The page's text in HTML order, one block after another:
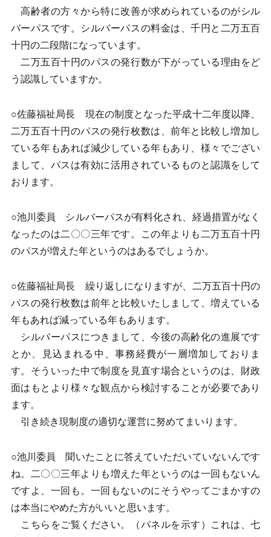
高齢者の方々から特に改善が求められているのがシル
バーパスです。シルバーパスの料金は、千円と二万五百
十円の二段階になっています。
二万五百十円のパスの発行数が下がっている理由をど
う認識していますか。
○佐藤福祉局長 現在の制度となった平成十二年度以降、
二万五百十円のパスの発行枚数は、前年と比較し増加し
ている年もあれば減少している年もあり、様々でござい
まして、パスは有効に活用されているものと認識をして
おります。
○池川委員 シルバーパスが有料化され、経過措置がなく
なったのは二〇〇三年です。この年よりも二万五百十円
のパスが増えた年というのはあるでしょうか。
○佐藤福祉局長 繰り返しになりますが、二万五百十円の
パスの発行枚数は前年と比較いたしまして、増えている
年もあれば減っている年もあります。
シルバーパスにつきまして、今後の高齢化の進展です
とか、見込まれる中、事務経費が一層増加しておりま
す。そういった中で制度を見直す場合というのは、財政
面はもとより様々な観点から検討することが必要であり
ます。
引き続き現制度の適切な運営に努めてまいります。
○池川委員 聞いたことに答えていただいていないんです
ね。二〇〇三年よりも増えた年というのは一回もないん
ですよ、一回も。一回もないのにそうやってごまかすの
は本当にやめた方がいいと思います。
こちらをご覧ください。（パネルを示す）これは、七